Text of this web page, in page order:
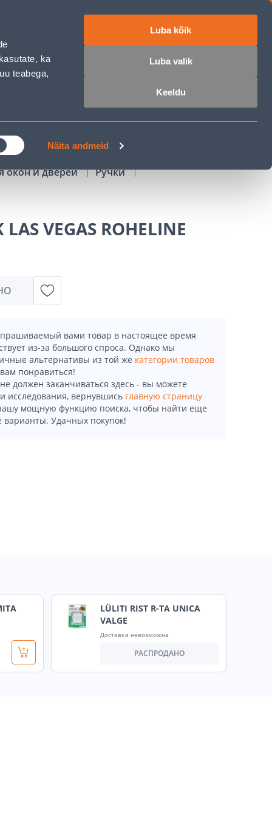
ka
teabega,
Näita andmeid
Luba kõik
Luba valik
Keeldu
окон и дверей
Ручки
LAS VEGAS ROHELINE
вами товар в настоящее время
из-за большого спроса. Однако мы
альтернативы из той же категории товаров
понравиться!
должен заканчиваться здесь - вы можете
исследования, вернувшись главную страницу
мощную функцию поиска, чтобы найти еще
варианты. Удачных покупок!
LÜLITI RIST R-TA UNICA
VALGE
Доставка невозможна
РАСПРОДАНО